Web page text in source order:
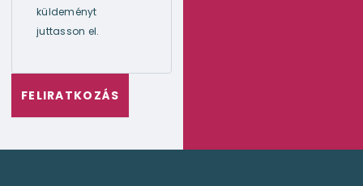
küldeményt
juttasson el.